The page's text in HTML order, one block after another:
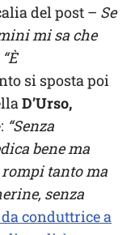
del post – Se
mi sa che
si sposta poi
D’Urso,
“Senza
bene ma
rompi tanto ma
senza
conduttrice a